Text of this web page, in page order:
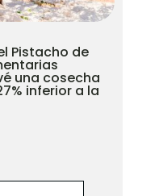
Pistacho de
una cosecha
inferior a la